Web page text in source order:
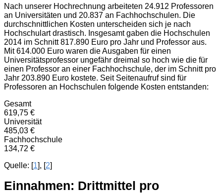
Nach unserer Hochrechnung arbeiteten 24.912 Professoren
an Universitäten und 20.837 an Fachhochschulen. Die
durchschnittlichen Kosten unterscheiden sich je nach
Hochschulart drastisch. Insgesamt gaben die Hochschulen
2014 im Schnitt 817.890 Euro pro Jahr und Professor aus.
Mit 614.000 Euro waren die Ausgaben für einen
Universitätsprofessor ungefähr dreimal so hoch wie die für
einen Professor an einer Fachhochschule, der im Schnitt pro
Jahr 203.890 Euro kostete. Seit Seitenaufruf sind für
Professoren an Hochschulen folgende Kosten entstanden:
Gesamt
619,75 €
Universität
485,03 €
Fachhochschule
134,72 €
Quelle: [1], [2]
Einnahmen: Drittmittel pro